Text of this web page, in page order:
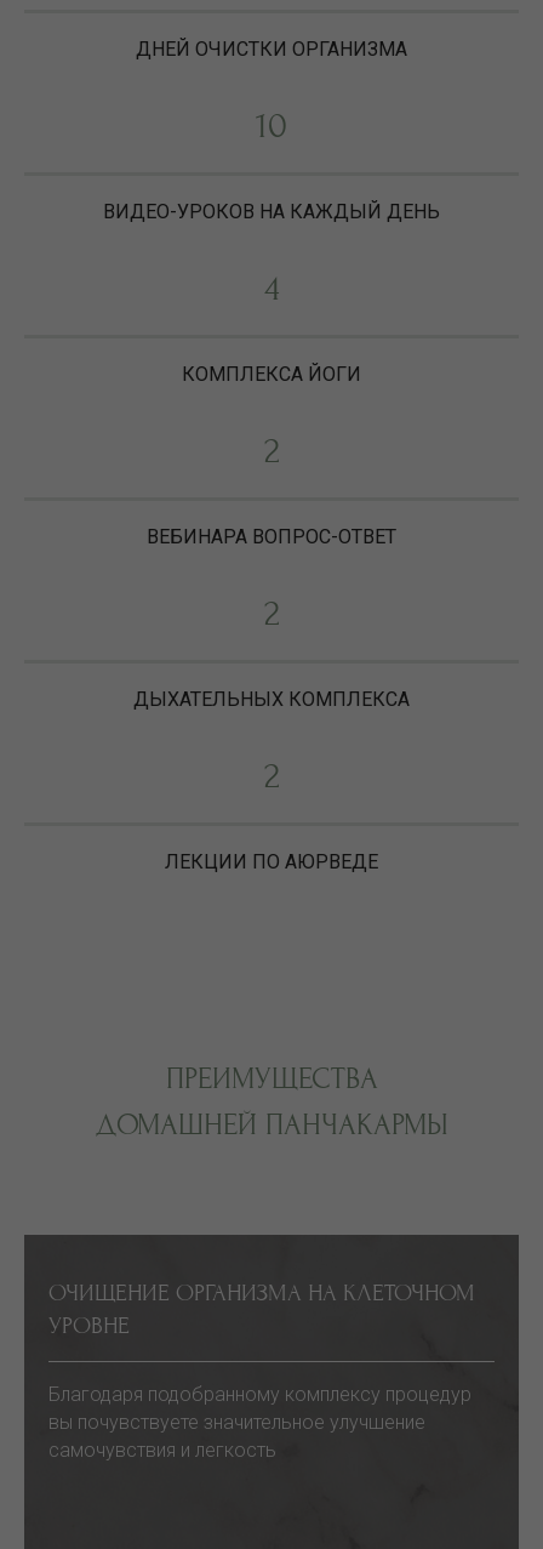
ДНЕЙ ОЧИСТКИ ОРГАНИЗМА
10
ВИДЕО-УРОКОВ НА КАЖДЫЙ ДЕНЬ
4
КОМПЛЕКСА ЙОГИ
2
ВЕБИНАРА ВОПРОС-ОТВЕТ
2
ДЫХАТЕЛЬНЫХ КОМПЛЕКСА
2
ЛЕКЦИИ ПО АЮРВЕДЕ
ПРЕИМУЩЕСТВА
ДОМАШНЕЙ ПАНЧАКАРМЫ
ОЧИЩЕНИЕ ОРГАНИЗМА НА КЛЕТОЧНОМ
УРОВНЕ
Благодаря подобранному комплексу процедур
вы почувствуете значительное улучшение
самочувствия и легкость